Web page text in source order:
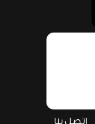
اتصل بنا